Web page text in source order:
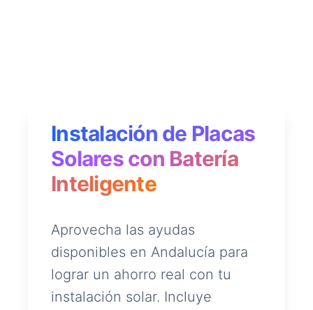
Instalación de Placas
Solares con Batería
Inteligente
Aprovecha las ayudas
disponibles en Andalucía para
lograr un ahorro real con tu
instalación solar. Incluye